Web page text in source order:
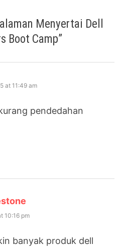
Menyertai Dell
Boot Camp”
at 11:49 am
pendedahan
10:16 pm
banyak produk dell